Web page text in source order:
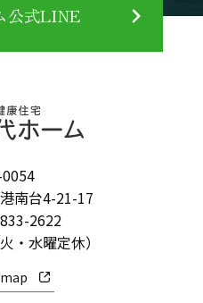
公式LINE
0054
南台4-21-17
2622
・水曜定休）